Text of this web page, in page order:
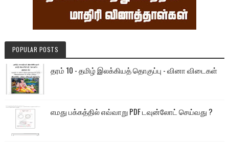
POPULAR POSTS
தரம் 10 - தமிழ் இலக்கியத் தொகுப்பு - வினா விடைகள்
எமது பக்கத்தில் எவ்வாறு PDF டவுன்லோட் செய்வது ?